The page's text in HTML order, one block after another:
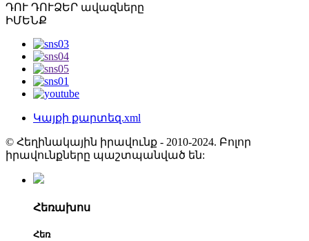
ԴՈՒ ԴՈՒՁԵՐ ավազները
ԻՄԵՆՔ
Կայքի քարտեզ.xml
© Հեղինակային իրավունք - 2010-2024. Բոլոր
իրավունքները պաշտպանված են:
Հեռախոս
Հեռ